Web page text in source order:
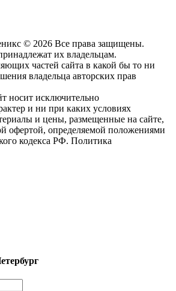
© 2026 Все права защищены.
их владельцам.
частей сайта в какой бы то ни
владельца авторских прав
носит исключительно
и ни при каких условиях
и цены, размещенные на сайте,
офертой, определяемой положениями
кодекса РФ. Политика